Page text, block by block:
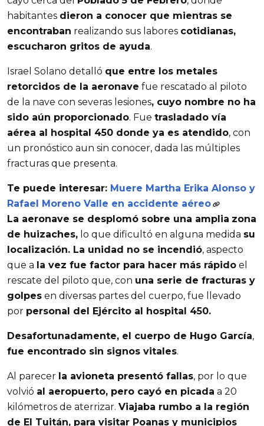
habitantes dieron a conocer que mientras se
encontraban realizando sus labores cotidianas,
escucharon gritos de ayuda.
Israel Solano detalló que entre los metales
retorcidos de la aeronave fue rescatado al piloto
de la nave con severas lesiones, cuyo nombre no ha
sido aún proporcionado. Fue trasladado vía
aérea al hospital 450 donde ya es atendido, con
un pronóstico aun sin conocer, dada las múltiples
fracturas que presenta.
Te puede interesar: Muere Martha Erika Alonso y
Rafael Moreno Valle en accidente aéreo
La aeronave se desplomó sobre una amplia zona
de huizaches, lo que dificultó en alguna medida su
localización. La unidad no se incendió, aspecto
que a la vez fue factor para hacer más rápido el
rescate del piloto que, con una serie de fracturas y
golpes en diversas partes del cuerpo, fue llevado
por personal del Ejército al hospital 450.
Desafortunadamente, el cuerpo de Hugo García,
fue encontrado sin signos vitales.
Al parecer la avioneta presentó fallas, por lo que
volvió al aeropuerto, pero cayó en picada a 20
kilómetros de aterrizar. Viajaba rumbo a la región
de El Tuitán, para visitar Poanas y municipios